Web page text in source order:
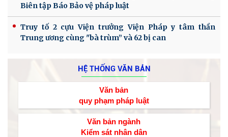
Biên tập Báo Bảo vệ pháp luật
Truy tố 2 cựu Viện trưởng Viện Pháp y tâm thần
Trung ương cùng "bà trùm” và 62 bị can
HỆ THỐNG VĂN BẢN
Văn bản
quy phạm pháp luật
Văn bản ngành
Kiểm sát nhân dân